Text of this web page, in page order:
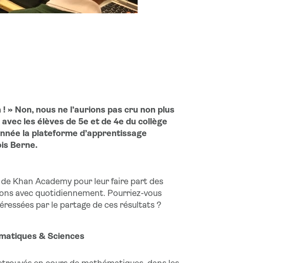
Non, nous ne l’aurions pas cru non plus
les élèves de 5e et de 4e du collège
la plateforme d’apprentissage
Berne.
Khan Academy pour leur faire part des
avec quotidiennement. Pourriez-vous
par le partage de ces résultats ?
& Sciences